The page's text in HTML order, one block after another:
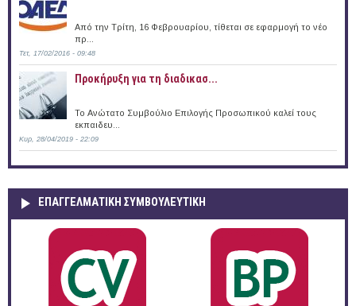
Από την Τρίτη, 16 Φεβρουαρίου, τίθεται σε εφαρμογή το νέο
πρ...
Τετ, 17/02/2016 - 09:48
Προκήρυξη για τη διαδικασ...
Το Ανώτατο Συμβούλιο Επιλογής Προσωπικού καλεί τους
εκπαιδευ...
Κυρ, 28/04/2019 - 22:09
ΕΠΑΓΓΕΛΜΑΤΙΚΉ ΣΥΜΒΟΥΛΕΥΤΙΚΉ